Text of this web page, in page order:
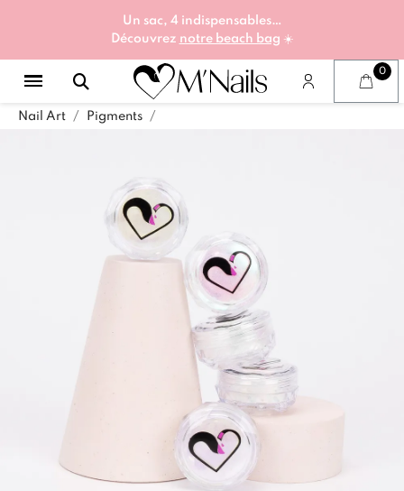
Un sac, 4 indispensables…
Découvrez notre beach bag ☀️
Nail Art Pigments